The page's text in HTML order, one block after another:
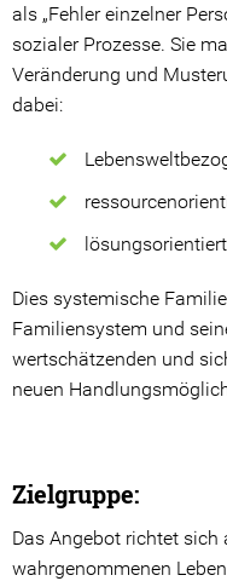
Organigramm
Geschichte
Kooperations
Ambulante Angebote
Beratungsangebote
Ansprechpartner*innen
Spenden
als „Fehler einzelner
sozialer Prozesse. Sie
Veränderung und
dabei:
Dies systemische
Familiensystem und
wertschätzenden und
neuen
Zielgruppe:
Das Angebot richtet
wahrgenommenen